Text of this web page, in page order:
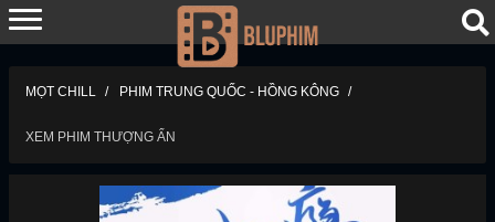
MỌT CHILL PHIM TRUNG QUỐC - HỒNG KÔNG
XEM PHIM THƯỢNG ẨN